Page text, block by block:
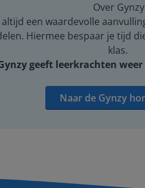
Over Gynzy
een waardevolle
Hiermee bespaar je tijd
klas.
geeft leerkrachten
Naar de Gynzy